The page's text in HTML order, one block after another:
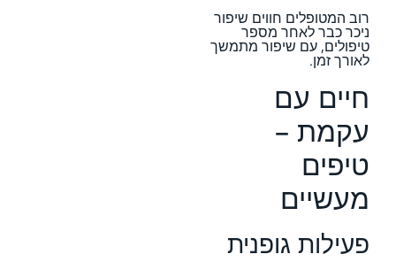
רוב המטופלים חווים שיפור
ניכר כבר לאחר מספר
טיפולים, עם שיפור מתמשך
לאורך זמן.
חיים עם
עקמת –
טיפים
מעשיים
פעילות גופנית